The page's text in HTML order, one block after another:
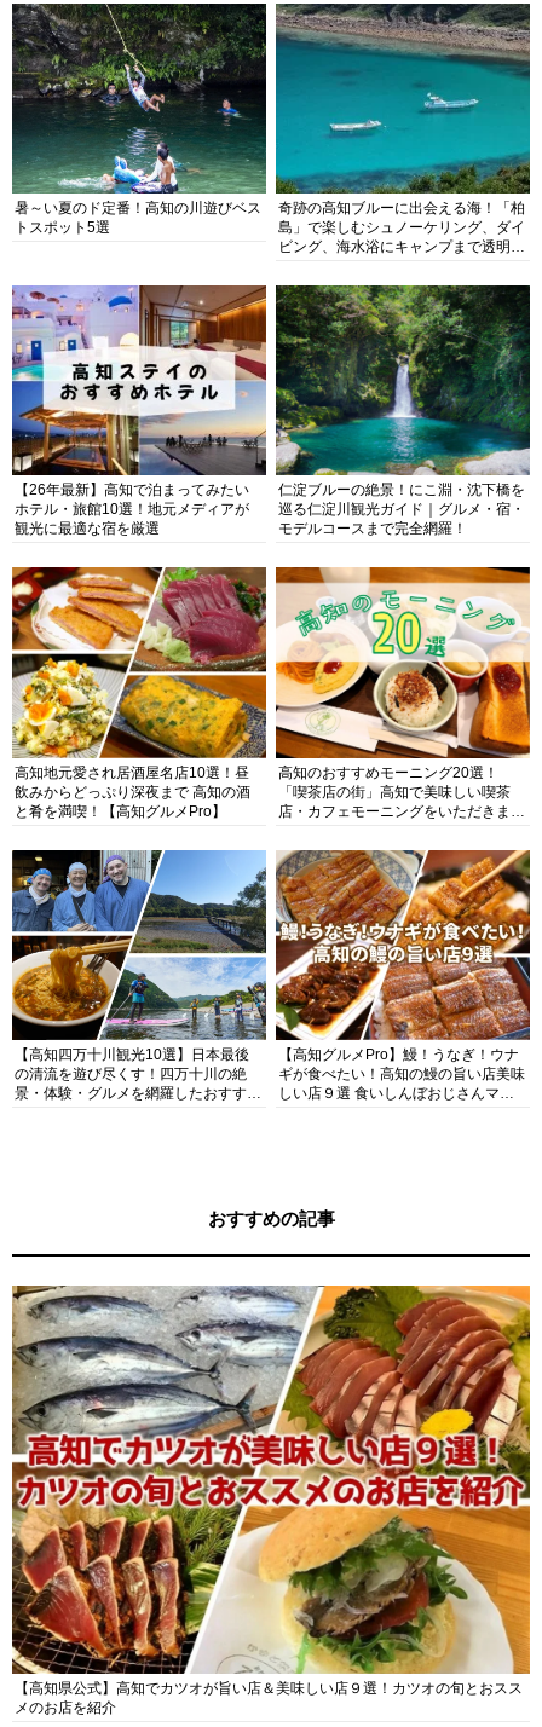
暑～い夏のド定番！高知の川遊びベス
トスポット5選
奇跡の高知ブルーに出会える海！「柏
島」で楽しむシュノーケリング、ダイ
ビング、海水浴にキャンプまで透明度
【26年最新】高知で泊まってみたい
ホテル・旅館10選！地元メディアが
観光に最適な宿を厳選
仁淀ブルーの絶景！にこ淵・沈下橋を
巡る仁淀川観光ガイド｜グルメ・宿・
モデルコースまで完全網羅！
高知地元愛され居酒屋名店10選！昼
飲みからどっぷり深夜まで 高知の酒
と肴を満喫！【高知グルメPro】
高知のおすすめモーニング20選！
「喫茶店の街」高知で美味しい喫茶
店・カフェモーニングをいただきま
【高知四万十川観光10選】日本最後
の清流を遊び尽くす！四万十川の絶
景・体験・グルメを網羅したおすすめ
【高知グルメPro】鰻！うなぎ！ウナ
ギが食べたい！高知の鰻の旨い店美味
しい店９選 食いしんぼおじさんマッ
おすすめの記事
【高知県公式】高知でカツオが旨い店＆美味しい店９選！カツオの旬とおスス
メのお店を紹介